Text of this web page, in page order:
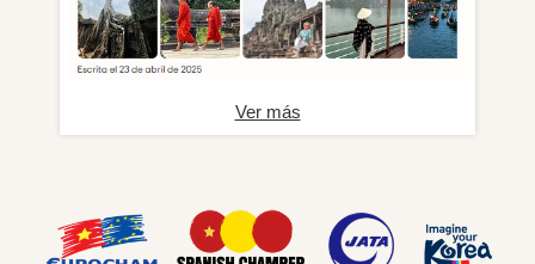
Ver más